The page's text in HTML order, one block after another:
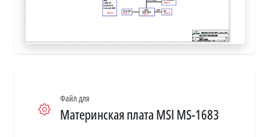
Файл для
Материнская плата MSI MS-1683